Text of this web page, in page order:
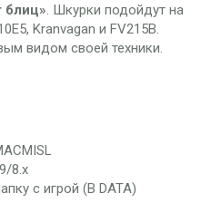
блиц». Шкурки подойдут на
Kranvagan и FV215B.
видом своей техники.
8.x
с игрой (В DATA)